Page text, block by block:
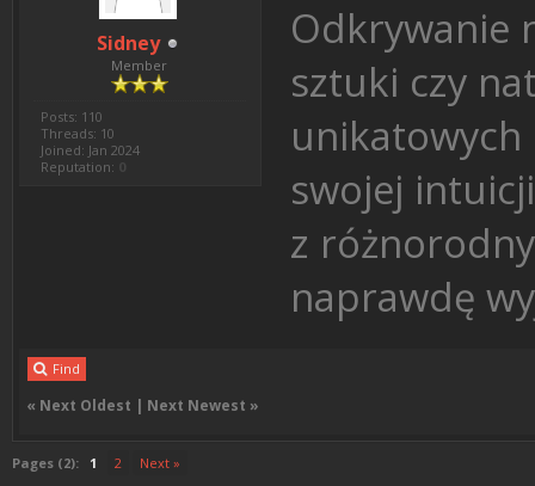
Sidney
Member
Posts: 110
Threads: 10
Joined: Jan 2024
Reputation: 0
Odkrywanie
sztuki czy
unikatowych
swojej
z
naprawdę
Find
« Next Oldest | Next Newest »
Pages (2): 1 2 Next »